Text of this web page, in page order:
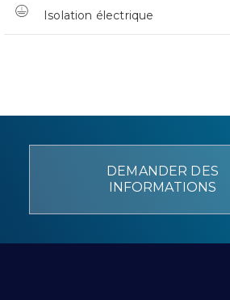
Isolation électrique
DEMANDER DES
INFORMATIONS